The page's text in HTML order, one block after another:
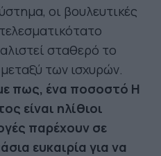
οι βουλευτικές
σταθερό το
των ισχυρών.
πως, ένα ποσοστό Η
είναι ηλίθιοι
παρέχουν σε
ευκαιρία για να